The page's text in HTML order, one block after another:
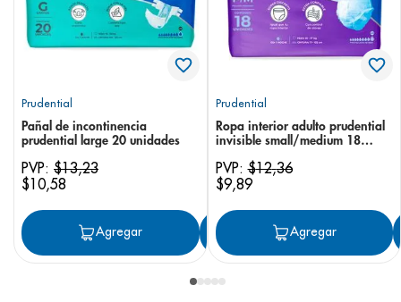
Prudential
Pañal de incontinencia
prudential large 20 unidades
PVP: $13,23
$10,58
Agregar Agregar
Prudential
Ropa interior adulto prudential
invisible small/medium 18
PVP:$12,36
$9,89
Agregar